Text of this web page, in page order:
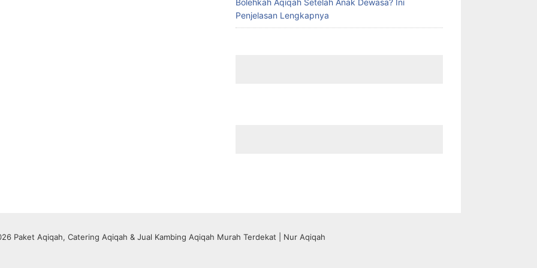
Bolehkah Aqiqah Setelah Anak Dewasa? Ini
Penjelasan Lengkapnya
Paket Aqiqah, Catering Aqiqah & Jual Kambing Aqiqah Murah Terdekat | Nur Aqiqah